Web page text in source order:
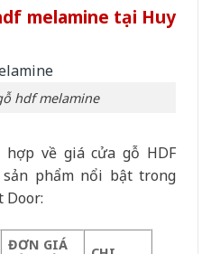
melamine tại Huy
hdf melamine
về giá cửa gỗ HDF
phẩm nổi bật trong
Door:
ĐƠN GIÁ